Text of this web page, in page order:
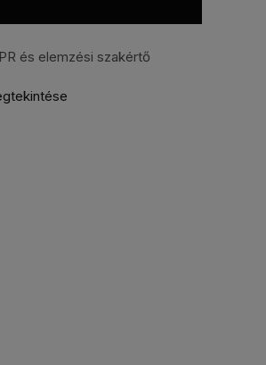
és elemzési szakértő